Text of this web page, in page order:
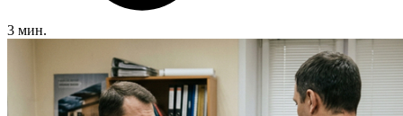
3 мин.